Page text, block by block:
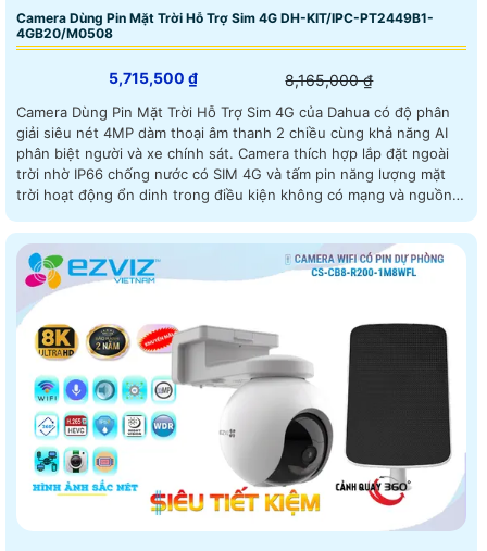
Camera Dùng Pin Mặt Trời Hỗ Trợ Sim 4G DH-KIT/IPC-PT2449B1-
4GB20/M0508
5,715,500 ₫ 8,165,000 ₫
Camera Dùng Pin Mặt Trời Hỗ Trợ Sim 4G của Dahua có độ phân
giải siêu nét 4MP dàm thoại âm thanh 2 chiều cùng khả năng AI
phân biệt người và xe chính sát. Camera thích hợp lắp đặt ngoài
trời nhờ IP66 chống nước có SIM 4G và tấm pin năng lượng mặt
trời hoạt động ổn dinh trong điều kiện không có mạng và nguồn